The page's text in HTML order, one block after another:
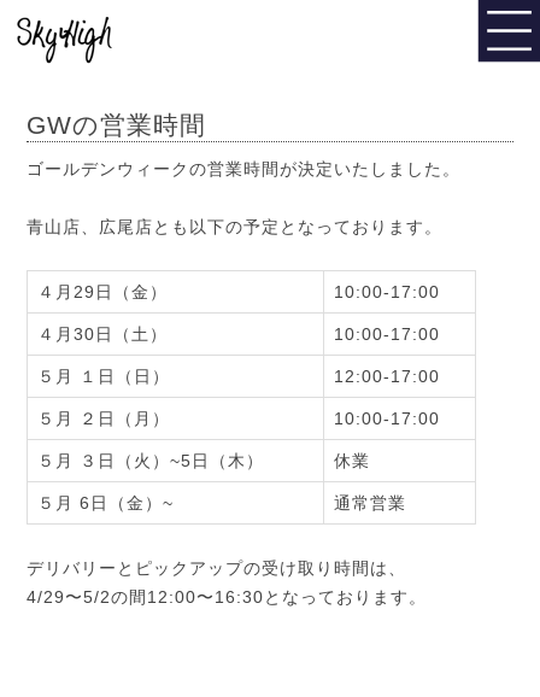
GWの営業時間
ゴールデンウィークの営業時間が決定いたしました。
青山店、広尾店とも以下の予定となっております。
４月29日（金） 10:00-17:00
４月30日（土） 10:00-17:00
５月 １日（日） 12:00-17:00
５月 ２日（月） 10:00-17:00
５月 ３日（火）~5日（木） 休業
５月 6日（金）~ 通常営業
デリバリーとピックアップの受け取り時間は、
4/29〜5/2の間12:00〜16:30となっております。